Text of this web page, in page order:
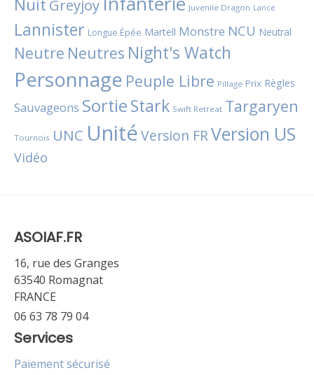
Nuit Greyjoy Juvenile Dragon Lance
Lannister Longue Épée Martell Monstre NCU Neutral
Neutre Neutres Night's Watch
Personnage Peuple Libre Pillage Prix Règles
Sauvageons SortieStark Swift Retreat Targaryen
Tournois UNC UnitéVersion FRVersion US
Vidéo
ASOIAF.FR
16, rue des Granges
63540 Romagnat
FRANCE
06 63 78 79 04
Services
Paiement sécurisé